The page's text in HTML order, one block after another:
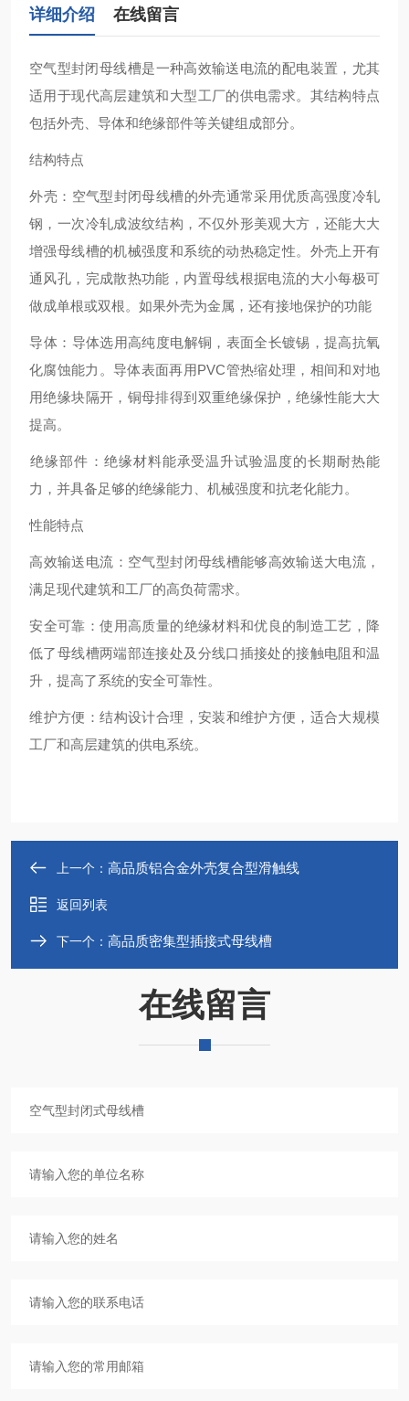
详细介绍 在线留言
空气型封闭母线槽‌是一种高效输送电流的配电装置，尤其
适用于现代高层建筑和大型工厂的供电需求。其结构特点
包括外壳、导体和绝缘部件等关键组成部分。
结构特点
‌外壳‌：空气型封闭母线槽的外壳通常采用优质高强度冷轧
钢，一次冷轧成波纹结构，不仅外形美观大方，还能大大
增强母线槽的机械强度和系统的动热稳定性。外壳上开有
通风孔，完成散热功能，内置母线根据电流的大小每极可
做成单根或双根。如果外壳为金属，还有接地保护的功能‌
‌导体‌：导体选用高纯度电解铜，表面全长镀锡，提高抗氧
化腐蚀能力。导体表面再用PVC管热缩处理，相间和对地
用绝缘块隔开，铜母排得到双重绝缘保护，绝缘性能大大
提高‌。
‌绝缘部件‌：绝缘材料能承受温升试验温度的长期耐热能
力，并具备足够的绝缘能力、机械强度和抗老化能力‌。
性能特点
‌高效输送电流‌：空气型封闭母线槽能够高效输送大电流，
满足现代建筑和工厂的高负荷需求。
‌安全可靠‌：使用高质量的绝缘材料和优良的制造工艺，降
低了母线槽两端部连接处及分线口插接处的接触电阻和温
升，提高了系统的安全可靠性‌。
‌维护方便‌：结构设计合理，安装和维护方便，适合大规模
工厂和高层建筑的供电系统‌。
上一个： 高品质铝合金外壳复合型滑触线
返回列表
下一个： 高品质密集型插接式母线槽
在线留言